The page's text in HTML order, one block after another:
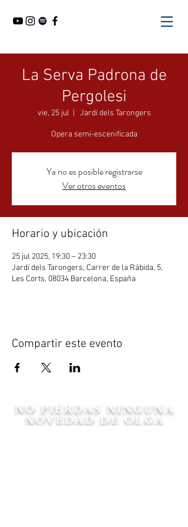
La Serva Padrona de
Pergolesi
vie, 25 jul Jardí dels Tarongers
Opera semi-escenificada
Ya no es posible registrarse
Ver otros eventos
Horario y ubicación
25 jul 2025, 19:30 – 23:30
Jardí dels Tarongers, Carrer de la Rábida, 5,
Les Corts, 08034 Barcelona, España
Compartir este evento
NO PIERDAS NINGUNA
NOVEDAD DE OLGA